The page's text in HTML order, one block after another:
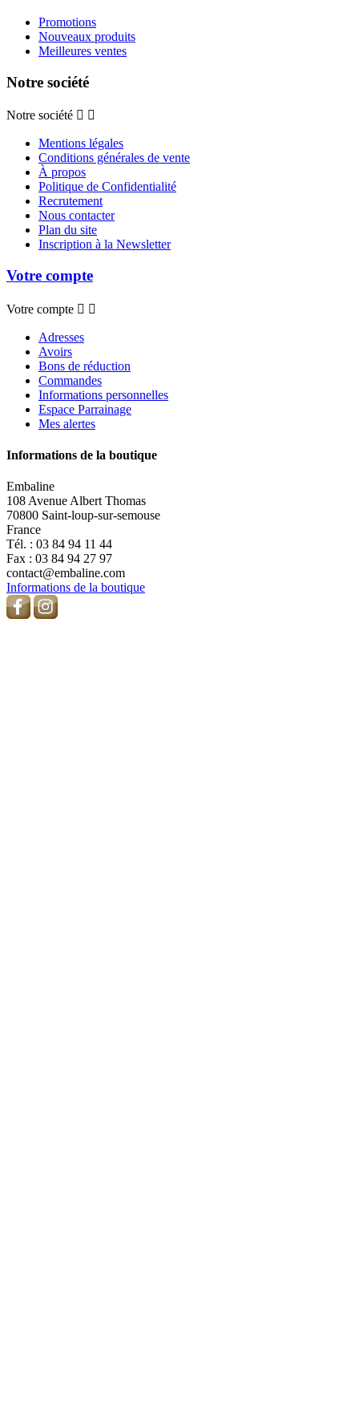
Promotions
Nouveaux produits
Meilleures ventes
Notre société
Notre société  
Mentions légales
Conditions générales de vente
À propos
Politique de Confidentialité
Recrutement
Nous contacter
Plan du site
Inscription à la Newsletter
Votre compte
Votre compte  
Adresses
Avoirs
Bons de réduction
Commandes
Informations personnelles
Espace Parrainage
Mes alertes
Informations de la boutique
Embaline
108 Avenue Albert Thomas
70800 Saint-loup-sur-semouse
France
Tél. : 03 84 94 11 44
Fax : 03 84 94 27 97
contact@embaline.com
Informations de la boutique